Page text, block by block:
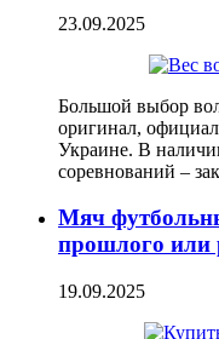
23.09.2025
Большой выбор
оригинал,
Украине. В
соревнований –
Мяч
прошлого или
19.09.2025